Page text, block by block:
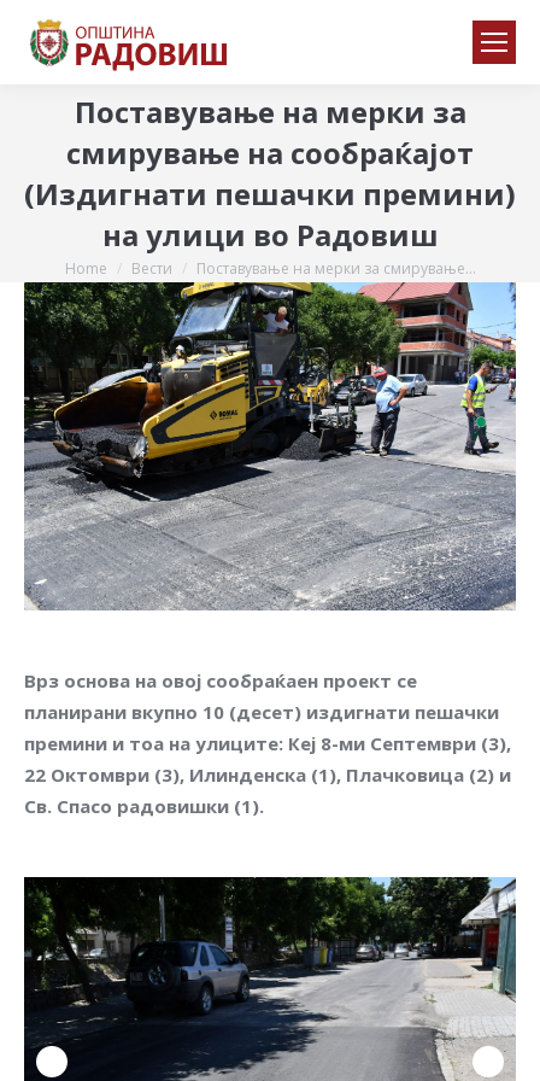
Поставување на мерки за
смирување на сообраќајот
(Издигнати пешачки премини)
на улици во Радовиш
You are here:
Home Вести Поставување на мерки за смирување…
Врз основа на овој сообраќаен проект се
планирани вкупно 10 (десет) издигнати пешачки
премини и тоа на улиците: Кеј 8-ми Септември (3),
22 Октомври (3), Илинденска (1), Плачковица (2) и
Св. Спасо радовишки (1).